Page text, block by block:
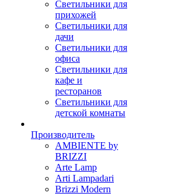
Светильники для
прихожей
Светильники для
дачи
Светильники для
офиса
Светильники для
кафе и
ресторанов
Светильники для
детской комнаты
Производитель
AMBIENTE by
BRIZZI
Arte Lamp
Arti Lampadari
Brizzi Modern